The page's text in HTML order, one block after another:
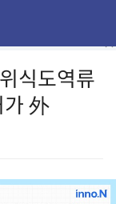
식도역류
가 外